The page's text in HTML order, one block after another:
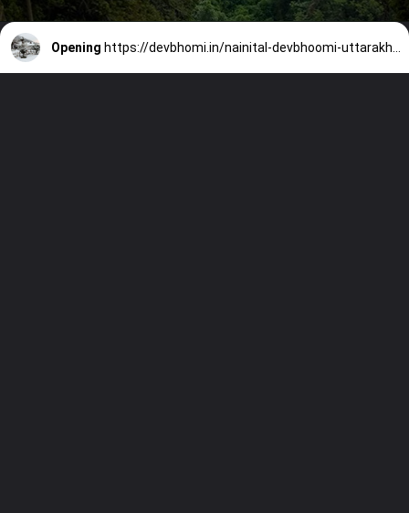
Opening https://devbhomi.in/nainital-devbhoomi-uttarakhand-come-sometime-and-see/